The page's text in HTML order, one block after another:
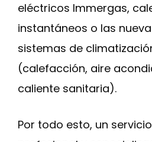
eléctricos Immergas,
instantáneos o las
sistemas de
(calefacción, aire
caliente sanitaria).
Por todo esto, un